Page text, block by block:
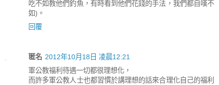
吃不如教他們釣魚，有時看到他們花錢的手法，我們都自嘆不
如)。
回覆
匿名 2012年10月18日 凌晨12:21
軍公教福利待遇一切都很理想化，
而許多軍公教人士也都習慣於講理想的話來合理化自己的福利